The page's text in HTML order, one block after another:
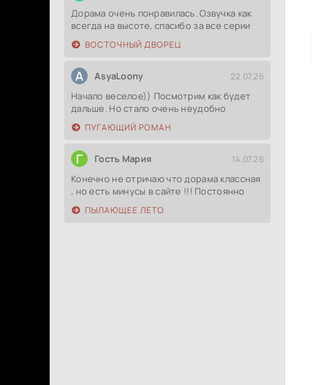
Дорама очень понравилась. Озвучка как
всегда на высоте, спасибо за все серии
ВОСТОЧНЫЙ ДВОРЕЦ
A AsyaLoony 22.07.26
Начало веселое)) Посмотрим как будет
дальше. Но стало очень неудобно
ПУГАЮЩИЙ РОМАН
Г Гость Мария 14.07.26
Конечно не отричаю что дорама классная
, но есть минусы в сайте !!! Постоянно
ПЫЛАЮЩЕЕ ЛЕТО